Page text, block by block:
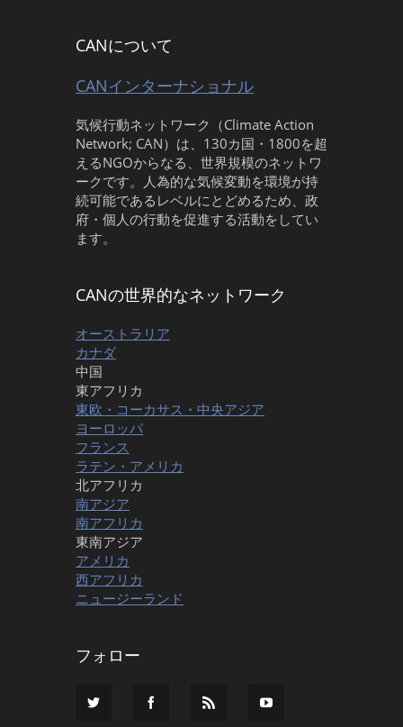
CANについて
CANインターナショナル
気候行動ネットワーク（Climate Action
Network; CAN）は、130カ国・1800を超
えるNGOからなる、世界規模のネットワ
ークです。人為的な気候変動を環境が持
続可能であるレベルにとどめるため、政
府・個人の行動を促進する活動をしてい
ます。
CANの世界的なネットワーク
オーストラリア
カナダ
中国
東アフリカ
東欧・コーカサス・中央アジア
ヨーロッパ
フランス
ラテン・アメリカ
北アフリカ
南アジア
南アフリカ
東南アジア
アメリカ
西アフリカ
ニュージーランド
フォロー